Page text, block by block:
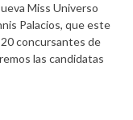
Miss Universo
Palacios, que este
concursantes de
las candidatas